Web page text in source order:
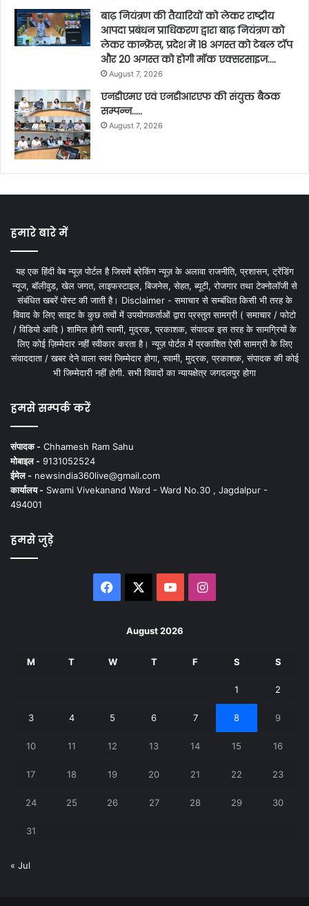
बाढ़ नियंत्रण की तैयारियों को लेकर राष्ट्रीय
आपदा प्रबंधन प्राधिकरण द्वारा बाढ़ नियंत्रण को
लेकर कान्फ्रेंस, प्रदेश में 18 अगस्त को टेबल टॉप
और 20 अगस्त को होगी मॉक एक्सरसाइज….
August 7, 2026
एनडीएमए एवं एनडीआरएफ की संयुक्त बैठक
सम्पन्न…..
August 7, 2026
हमारे बारे में
यह एक हिंदी वेब न्यूज़ पोर्टल है जिसमें ब्रेकिंग न्यूज़ के अलावा राजनीति, प्रशासन, ट्रेंडिंग
न्यूज, बॉलीवुड, खेल जगत, लाइफस्टाइल, बिजनेस, सेहत, ब्यूटी, रोजगार तथा टेक्नोलॉजी से
संबंधित खबरें पोस्ट की जाती है। Disclaimer - समाचार से सम्बंधित किसी भी तरह के
विवाद के लिए साइट के कुछ तत्वों में उपयोगकर्ताओं द्वारा प्रस्तुत सामग्री ( समाचार / फोटो
/ विडियो आदि ) शामिल होगी स्वामी, मुद्रक, प्रकाशक, संपादक इस तरह के सामग्रियों के
लिए कोई ज़िम्मेदार नहीं स्वीकार करता है। न्यूज़ पोर्टल में प्रकाशित ऐसी सामग्री के लिए
संवाददाता / खबर देने वाला स्वयं जिम्मेदार होगा, स्वामी, मुद्रक, प्रकाशक, संपादक की कोई
भी जिम्मेदारी नहीं होगी. सभी विवादों का न्यायक्षेत्र जगदलपुर होगा
हमसे सम्पर्क करें
संपादक - Chhamesh Ram Sahu
मोबाइल - 9131052524
ईमेल - newsindia360live@gmail.com
कार्यालय - Swami Vivekanand Ward - Ward No.30 , Jagdalpur -
494001
हमसे जुड़े
Facebook YouTubeInstagram
August 2026
M T W T F S S
1 2
3 4 5 6 7 8 9
10 11 12 13 14 15 16
17 18 19 20 21 22 23
24 25 26 27 28 29 30
31
« Jul